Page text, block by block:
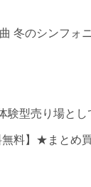
冬のシンフ
型売り場と
料無料】★ま